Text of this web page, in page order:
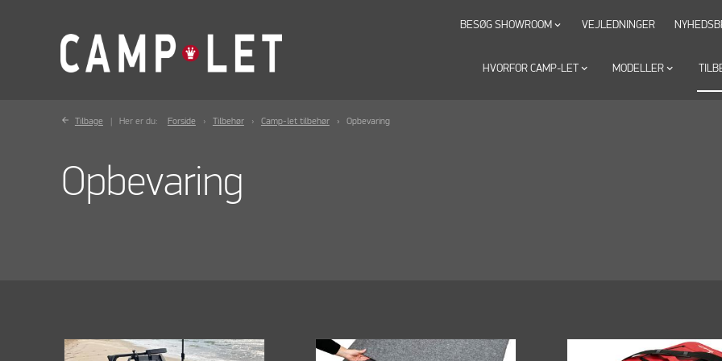
HVORFOR CAMP-LETkeyboard_arrow_down MODELLER keyboard_arrow_down
BESØG SHOWROOM keyboard_arrow_down VEJLEDNINGER
Tilbage Her er du: Forside Tilbehør Camp-let tilbehør Opbevaring
Opbevaring